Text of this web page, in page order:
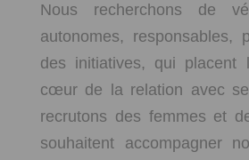
Nous recherchons de
autonomes, responsables,
des initiatives, qui placent
cœur de la relation avec
recrutons des femmes et
souhaitent accompagner